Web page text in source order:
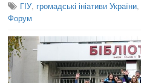
ГІУ, громадські ініативи України,
Форум